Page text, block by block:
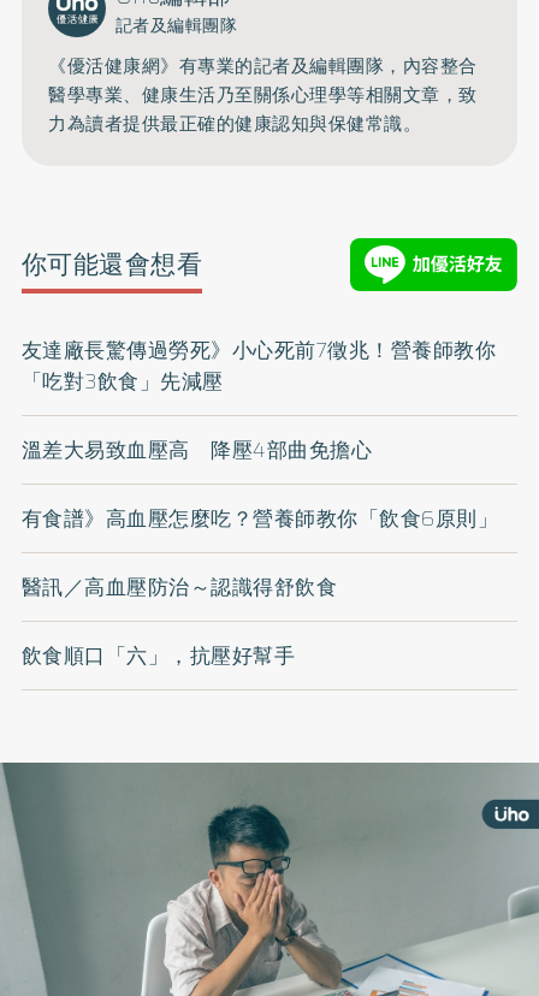
記者及編輯團隊
《優活健康網》有專業的記者及編輯團隊，內容整合
醫學專業、健康生活乃至關係心理學等相關文章，致
力為讀者提供最正確的健康認知與保健常識。
你可能還會想看
友達廠長驚傳過勞死》小心死前7徵兆！營養師教你
「吃對3飲食」先減壓
溫差大易致血壓高 降壓4部曲免擔心
有食譜》高血壓怎麼吃？營養師教你「飲食6原則」
醫訊／高血壓防治～認識得舒飲食
飲食順口「六」，抗壓好幫手